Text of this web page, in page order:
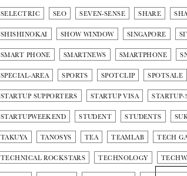
SELECTRIC SEO SEVEN-SENSE SHARE
SHISHINOKAI SHOW WINDOW SINGAPORE
SMART PHONE SMARTNEWS SMARTPHONE
SPECIAL-AREA SPORTS SPOTCLIP SPOTSALE
STARTUP SUPPORTERS STARTUP VISA STARTUP-
STARTUPWEEKEND STUDENT STUDENTS
TAKUYA TANOSYS TEA TEAMLAB TECH
TECHNICAL ROCKSTARS TECHNOLOGY